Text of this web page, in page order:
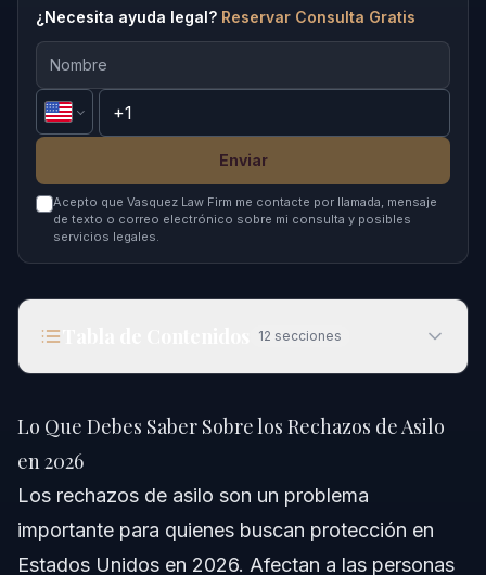
¿Necesita ayuda legal? Reservar Consulta Gratis
Enviar
Acepto que Vasquez Law Firm me contacte por llamada, mensaje
de texto o correo electrónico sobre mi consulta y posibles
servicios legales.
12 secciones
Respuesta Rápida
Comprendiendo los Rechazos de Asilo
Paso a Paso: Qué Hacer Si Te Rechazan
Lo Que Debes Saber Sobre los Rechazos de Asilo
en 2026
Los rechazos de asilo son un problema
importante para quienes buscan protección en
Estados Unidos en 2026. Afectan a las personas